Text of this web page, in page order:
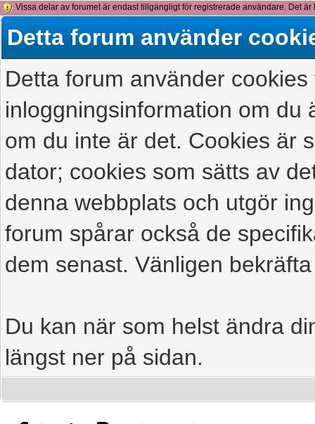
Vissa delar av forumet är endast tillgängligt för registrerade användare. Det
detta meddelande.
Detta forum använder
Detta forum använder
inloggningsinformation om du
om du inte är det. Cookies är
dator; cookies som sätts av
denna webbplats och utgör
forum spårar också de
dem senast. Vänligen
Du kan när som helst ändra
längst ner på sidan.